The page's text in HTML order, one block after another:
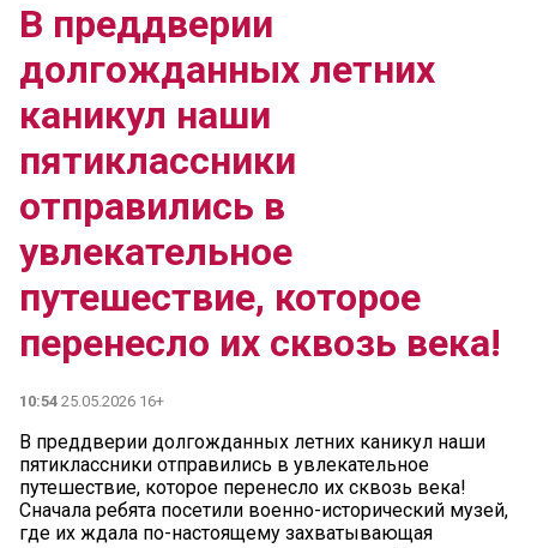
В преддверии
долгожданных летних
каникул наши
пятиклассники
отправились в
увлекательное
путешествие, которое
перенесло их сквозь века!
10:54 25.05.2026 16+
В преддверии долгожданных летних каникул наши
пятиклассники отправились в увлекательное
путешествие, которое перенесло их сквозь века!
Сначала ребята посетили военно-исторический музей,
где их ждала по-настоящему захватывающая